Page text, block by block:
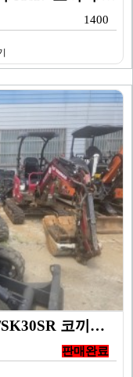
1400
코벨코/굴삭기/3톤 미니굴삭기/SK30SR 코끼리/20…
판매완료